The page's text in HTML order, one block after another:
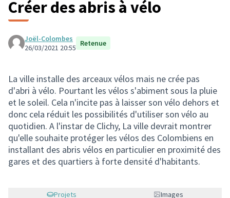
Créer des abris à vélo
Joël-Colombes
26/03/2021 20:55 Retenue
La ville installe des arceaux vélos mais ne crée pas
d'abri à vélo. Pourtant les vélos s'abiment sous la pluie
et le soleil. Cela n'incite pas à laisser son vélo dehors et
donc cela réduit les possibilités d'utiliser son vélo au
quotidien. A l'instar de Clichy, La ville devrait montrer
qu'elle souhaite protéger les vélos des Colombiens en
installant des abris vélos en particulier en proximité des
gares et des quartiers à forte densité d'habitants.
Projets Images